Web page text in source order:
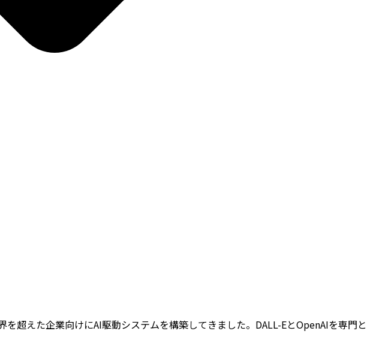
超えた企業向けにAI駆動システムを構築してきました。DALL-EとOpenAIを専門